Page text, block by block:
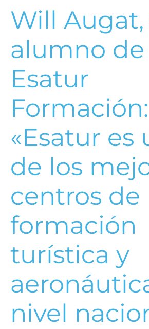
Will Augat,
alumno de
Esatur
Formación:
«Esatur es
de los
centros de
formación
turística y
nivel